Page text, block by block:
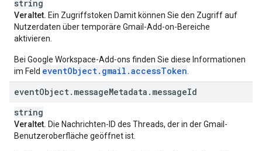
string
Veraltet. Ein Zugriffstoken Damit können Sie den Zugriff auf
Nutzerdaten über temporäre Gmail-Add-on-Bereiche
aktivieren.
Bei Google Workspace-Add‑ons finden Sie diese Informationen
im Feld eventObject.gmail.accessToken
eventObject. messageMetadata . messageId
string
Veraltet. Die Nachrichten-ID des Threads, der in der Gmail-
Benutzeroberfläche geöffnet ist.